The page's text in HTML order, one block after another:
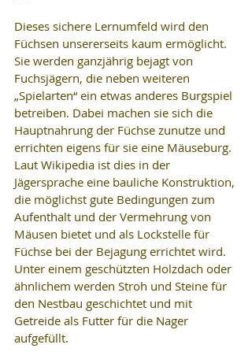
Dieses sichere Lernumfeld wird den
Füchsen unsererseits kaum ermöglicht.
Sie werden ganzjährig bejagt von
Fuchsjägern, die neben weiteren
„Spielarten“ ein etwas anderes Burgspiel
betreiben. Dabei machen sie sich die
Hauptnahrung der Füchse zunutze und
errichten eigens für sie eine Mäuseburg.
Laut Wikipedia ist dies in der
Jägersprache eine bauliche Konstruktion,
die möglichst gute Bedingungen zum
Aufenthalt und der Vermehrung von
Mäusen bietet und als Lockstelle für
Füchse bei der Bejagung errichtet wird.
Unter einem geschützten Holzdach oder
ähnlichem werden Stroh und Steine für
den Nestbau geschichtet und mit
Getreide als Futter für die Nager
aufgefüllt.